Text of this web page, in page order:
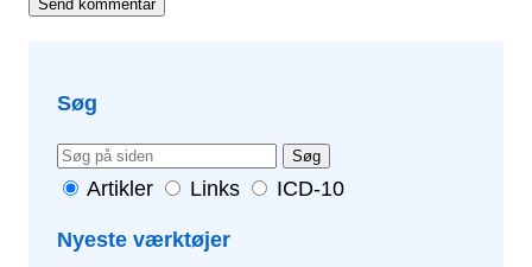
Søg
Søg
Artikler Links ICD-10
Nyeste værktøjer